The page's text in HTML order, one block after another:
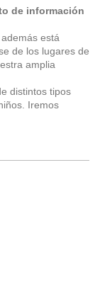
de información
está
de los lugares de
amplia
distintos tipos
Iremos